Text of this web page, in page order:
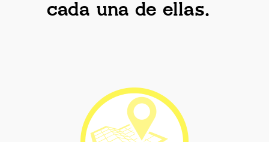
cada una de ellas.